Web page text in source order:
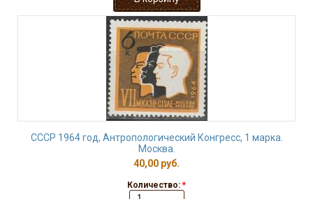
СССР 1964 год, Антропологический Конгресс, 1 марка.
Москва.
40,00 руб.
Количество: *